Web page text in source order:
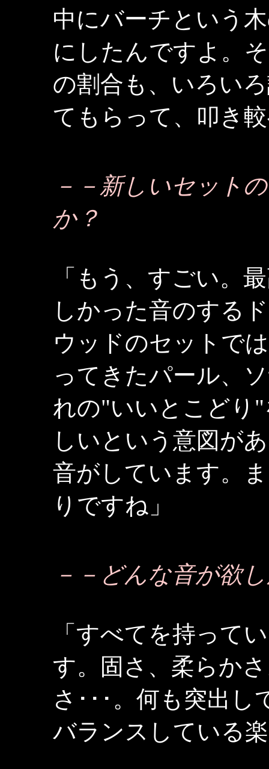
中にバーチという
にしたんですよ。
の割合も、いろい
てもらって、叩き
－－新しいセット
か？
「もう、すごい。
しかった音のする
ウッドのセットで
ってきたパール、
れの"いいとこどり
しいという意図が
音がしています。
りですね」
－－どんな音が欲
「すべてを持って
す。固さ、柔らか
さ･･･。何も突出し
バランスしている